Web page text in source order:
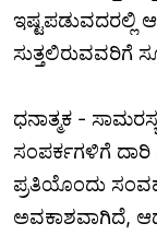
ಇಷ್ಟಪಡುವದರಲ್ಲಿ
ಸುತ್ತಲಿರುವವರಿಗೆ
ಧನಾತ್ಮಕ -
ಸಂಪರ್ಕಗಳಿಗೆ ದಾರಿ
ಪ್ರತಿಯೊಂದು
ಅವಕಾಶವಾಗಿದೆ,